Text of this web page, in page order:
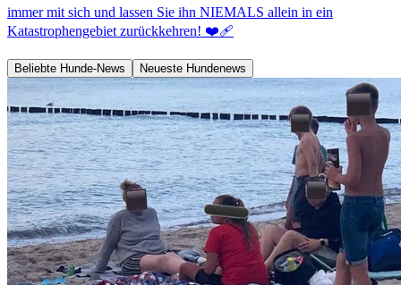
immer mit sich und lassen Sie ihn NIEMALS allein in ein
Katastrophengebiet zurückkehren! ❤️‍🩹
Beliebte Hunde-News Neueste Hundenews